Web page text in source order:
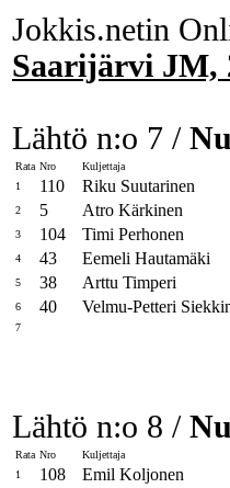
Jokkis.netin
Saarijärvi JM,
Lähtö n:o 7 /
Rata Nro Kuljettaja
1
110 Riku Suutarinen
2 5 Atro Kärkinen
3 104 Timi Perhonen
4 43 Eemeli Hautamäki
5 38 Arttu Timperi
6 40 Velmu-Petteri
7
Lähtö n:o 8 /
Rata Nro Kuljettaja
1
108 Emil Koljonen